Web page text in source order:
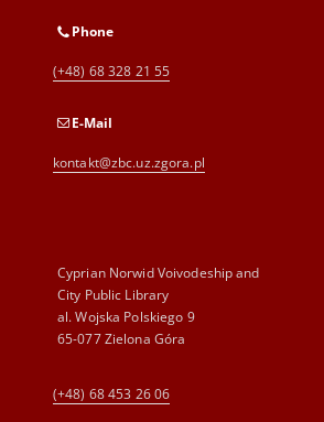
Phone
(+48) 68 328 21 55
E-Mail
kontakt@zbc.uz.zgora.pl
Cyprian Norwid Voivodeship and
City Public Library
al. Wojska Polskiego 9
65-077 Zielona Góra
(+48) 68 453 26 06